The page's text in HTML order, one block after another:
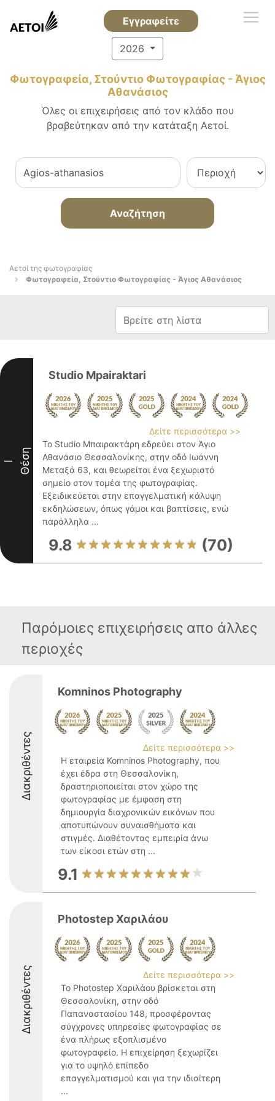
Εγγραφείτε
2026
Φωτογραφεία, Στούντιο Φωτογραφίας - Άγιος
Αθανάσιος
Όλες οι επιχειρήσεις από τον κλάδο που
βραβεύτηκαν από την κατάταξη Αετοί.
Αναζήτηση
Αετοί της φωτογραφίας
Φωτογραφεία, Στούντιο Φωτογραφίας - Άγιος Αθανάσιος
I Θέση
Studio Mpairaktari
Δείτε περισσότερα >>
Το Studio Μπαιρακτάρη εδρεύει στον Άγιο
Αθανάσιο Θεσσαλονίκης, στην οδό Ιωάννη
Μεταξά 63, και θεωρείται ένα ξεχωριστό
σημείο στον τομέα της φωτογραφίας.
Εξειδικεύεται στην επαγγελματική κάλυψη
εκδηλώσεων, όπως γάμοι και βαπτίσεις, ενώ
παράλληλα ...
9.8 (70)
Παρόμοιες επιχειρήσεις απο άλλες
περιοχές
Διακριθέντες
Komninos Photography
Δείτε περισσότερα >>
Η εταιρεία Komninos Photography, που
έχει έδρα στη Θεσσαλονίκη,
δραστηριοποιείται στον χώρο της
φωτογραφίας με έμφαση στη
δημιουργία διαχρονικών εικόνων που
αποτυπώνουν συναισθήματα και
στιγμές. Διαθέτοντας εμπειρία άνω
των είκοσι ετών στη ...
9.1
Διακριθέντες
Photostep Χαριλάου
Δείτε περισσότερα >>
Το Photostep Χαριλάου βρίσκεται στη
Θεσσαλονίκη, στην οδό
Παπαναστασίου 148, προσφέροντας
σύγχρονες υπηρεσίες φωτογραφίας σε
ένα πλήρως εξοπλισμένο
φωτογραφείο. Η επιχείρηση ξεχωρίζει
για το υψηλό επίπεδο
επαγγελματισμού και για την ιδιαίτερη
...